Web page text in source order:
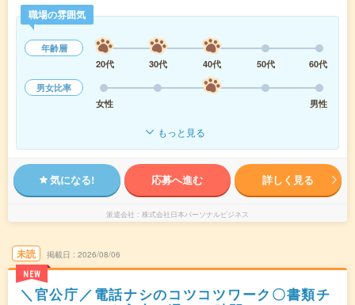
職場の雰囲気
年齢層
20代
30代 40代 50代
60代
男女比率
女性
男性
もっと見る
気になる! 応募へ進む 詳しく見る
派遣会社 株式会社日本パーソナルビジネス
未読
NEW
掲載日 2026/08/06
＼官公庁／電話ナシのコツコツワーク〇書類チ